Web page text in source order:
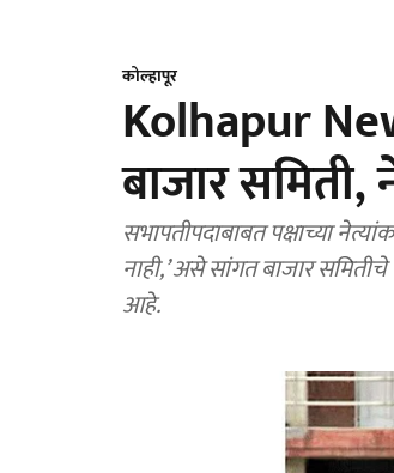
कोल्हापूर
Kolhapur
बाजार
सभापतीपदाबाबत पक्षाच्या
नाही,’ असे सांगत बाजार
आहे.